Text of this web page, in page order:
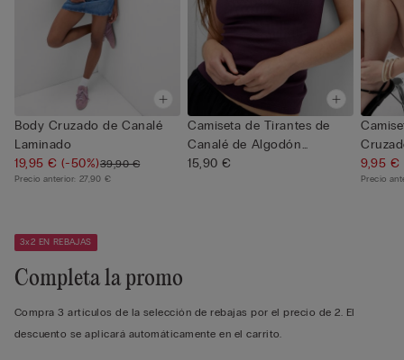
Body Cruzado de Canalé
Laminado
19,95 €(-50%)39,90 €
Precio anterior: 27,90 €
Camiseta de Tirantes de
Canalé de Algodón
Superior
15,90 € 9,95 €
Precio
3x2 EN REBAJAS
Completa la promo
Compra 3 artículos de la selección de rebajas por el precio de 2. El
descuento se aplicará automáticamente en el carrito.